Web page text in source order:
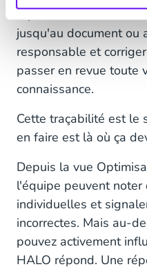
réponse était
jusqu'au document ou
responsable et
passer en revue toute
connaissance.
Cette traçabilité est le
en faire est là où ça
Depuis la vue
l'équipe peuvent noter
individuelles et
incorrectes. Mais au-
pouvez activement
HALO répond. Une